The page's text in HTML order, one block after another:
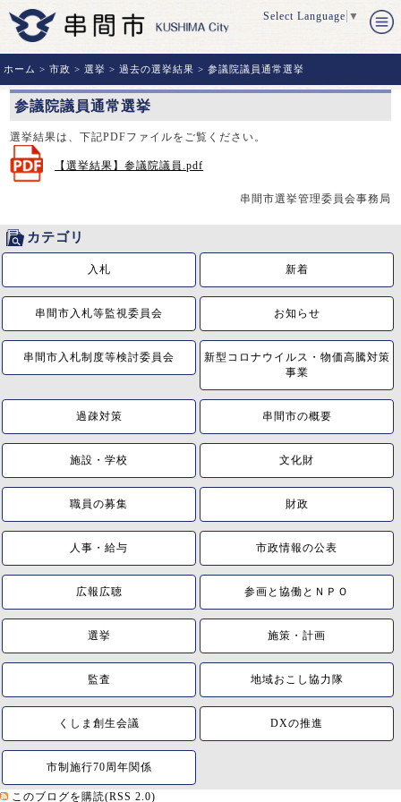
Select Language ▼
ホーム >市政 >選挙 >過去の選挙結果 > 参議院議員通常選挙
参議院議員通常選挙
選挙結果は、下記PDFファイルをご覧ください。
【選挙結果】参議院議員.pdf
串間市選挙管理委員会事務局
カテゴリ
入札 新着
串間市入札等監視委員会 お知らせ
串間市入札制度等検討委員会
新型コロナウイルス・物価高騰対策
事業
過疎対策 串間市の概要
施設・学校 文化財
職員の募集 財政
人事・給与 市政情報の公表
広報広聴 参画と協働とＮＰＯ
選挙 施策・計画
監査 地域おこし協力隊
くしま創生会議 DXの推進
市制施行70周年関係
このブログを購読(RSS 2.0)